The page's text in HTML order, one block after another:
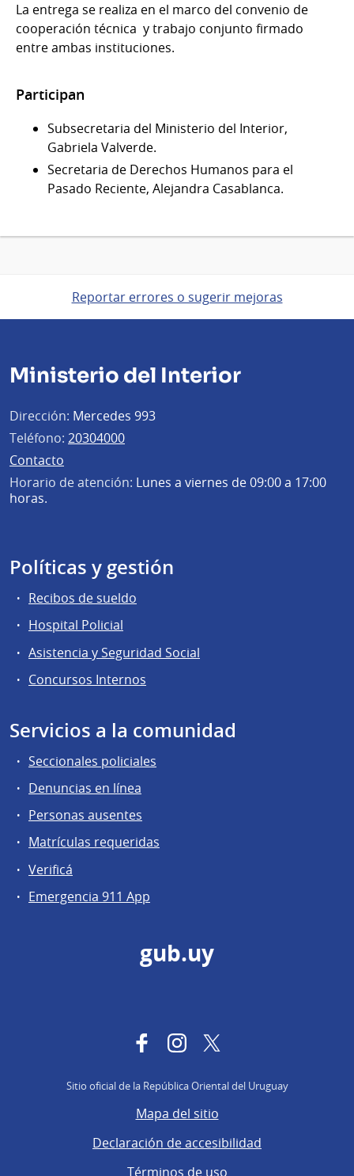
La entrega se realiza en el marco del convenio de
cooperación técnica y trabajo conjunto firmado
entre ambas instituciones.
Participan
Subsecretaria del Ministerio del Interior,
Gabriela Valverde.
Secretaria de Derechos Humanos para el
Pasado Reciente, Alejandra Casablanca.
Reportar errores o sugerir mejoras
Ministerio del Interior
Dirección: Mercedes 993
Teléfono: 20304000
Contacto
Horario de atención: Lunes a viernes de 09:00 a 17:00
horas.
Políticas y gestión
Recibos de sueldo
Hospital Policial
Asistencia y Seguridad Social
Concursos Internos
Servicios a la comunidad
Seccionales policiales
Denuncias en línea
Personas ausentes
Matrículas requeridas
Verificá
Emergencia 911 App
gub.uy
FacebookInstagram
Sitio oficial de la República Oriental del Uruguay
Mapa del sitio
Declaración de accesibilidad
Términos de uso